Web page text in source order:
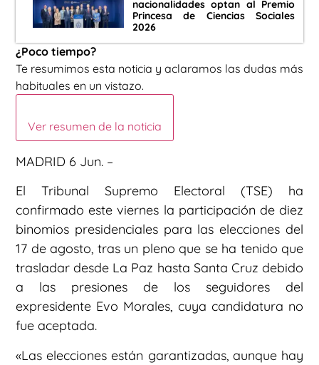
nacionalidades optan al Premio
Princesa de Ciencias Sociales
2026
¿Poco tiempo?
Te resumimos esta noticia y aclaramos las dudas más
habituales en un vistazo.
Ver resumen de la noticia
MADRID 6 Jun. –
El Tribunal Supremo Electoral (TSE) ha
confirmado este viernes la participación de diez
binomios presidenciales para las elecciones del
17 de agosto, tras un pleno que se ha tenido que
trasladar desde La Paz hasta Santa Cruz debido
a las presiones de los seguidores del
expresidente Evo Morales, cuya candidatura no
fue aceptada.
«Las elecciones están garantizadas, aunque hay